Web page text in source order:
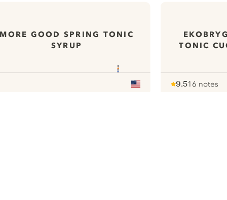
MORE GOOD SPRING TONIC
SYRUP
TONIC
9.516 notes